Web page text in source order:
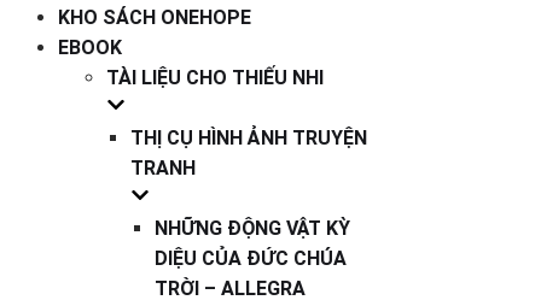
KHO SÁCH ONEHOPE
EBOOK
TÀI LIỆU CHO THIẾU NHI
THỊ CỤ HÌNH ẢNH TRUYỆN
TRANH
NHỮNG ĐỘNG VẬT KỲ
DIỆU CỦA ĐỨC CHÚA
TRỜI – ALLEGRA